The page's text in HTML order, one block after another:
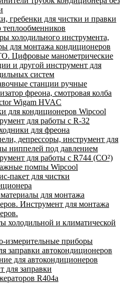
гребенки для чистки и правки
теплообменников
холодильного инструмента,
для монтажа кондиционеров
Цифровые манометрические
и другой инструмент для
систем
станции ручные
фреона, смотровая колба
Wigam HVAC
для кондиционеров Wipcool
для работы с R-32
для фреона
депрессоры, инструмент для
ниппелей под давлением
для работы с R744 (CO²)
помпы Wipcool
пакет для чистки
для монтажа
Инструмент для монтажа
холодильной и климатической
измерительные приборы
заправки автокондиционеров
для автокондиционеров
для заправки
R404a